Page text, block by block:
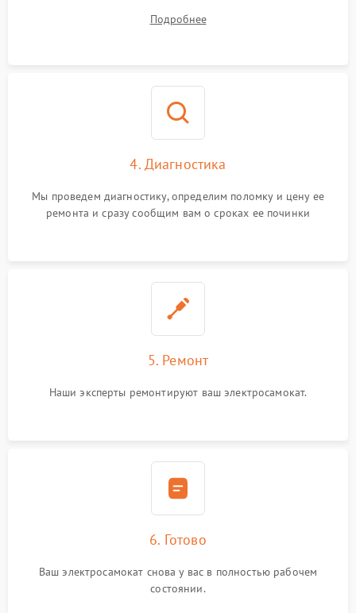
Подробнее
4. Диагностика
Мы проведем диагностику, определим поломку и цену ее
ремонта и сразу сообщим вам о сроках ее починки
5. Ремонт
Наши эксперты ремонтируют ваш электросамокат.
6. Готово
Ваш электросамокат снова у вас в полностью рабочем
состоянии.